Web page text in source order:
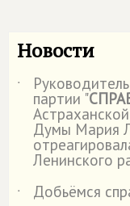
Новости
˙
партии "
Думы Мария
Ленинского
˙
Добьёмся